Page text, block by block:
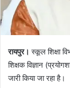
रायपुर। स्कूल शिक्षा
शिक्षक विज्ञान
जारी किया जा रहा है।